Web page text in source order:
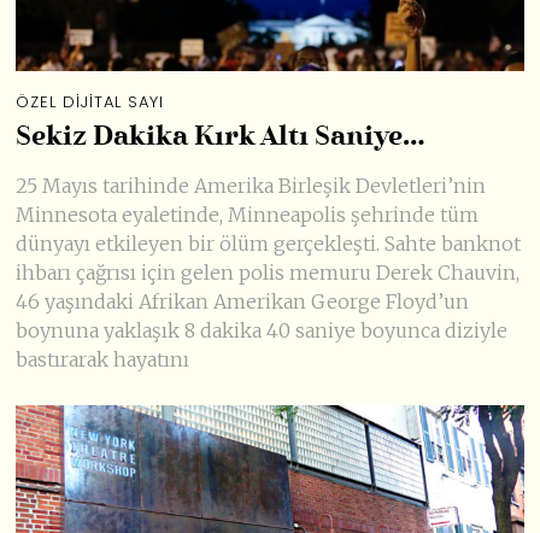
ÖZEL DIJITAL SAYI
Sekiz Dakika Kırk Altı Saniye…
25 Mayıs tarihinde Amerika Birleşik Devletleri’nin
Minnesota eyaletinde, Minneapolis şehrinde tüm
dünyayı etkileyen bir ölüm gerçekleşti. Sahte banknot
ihbarı çağrısı için gelen polis memuru Derek Chauvin,
46 yaşındaki Afrikan Amerikan George Floyd’un
boynuna yaklaşık 8 dakika 40 saniye boyunca diziyle
bastırarak hayatını